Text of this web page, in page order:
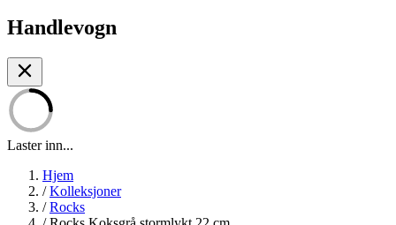
Handlevogn
Laster inn...
Hjem
/ Kolleksjoner
/ Rocks